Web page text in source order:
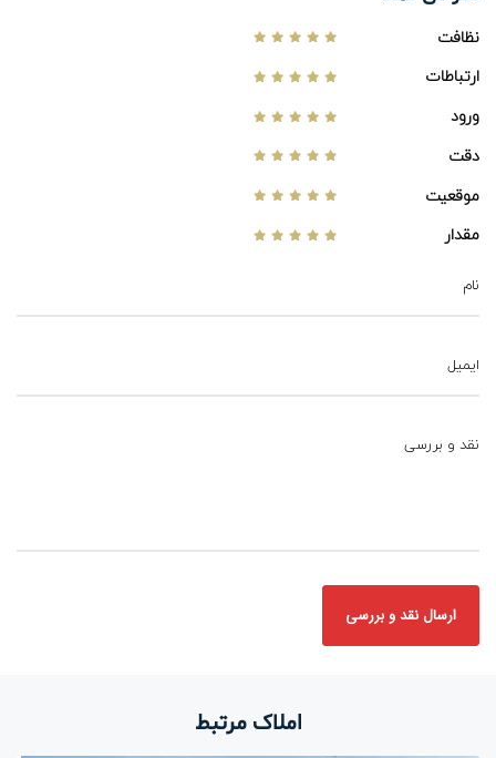
نظافت
ارتباطات
ورود
دقت
موقعیت
مقدار
نام
ایمیل
نقد و بررسی
املاک مرتبط